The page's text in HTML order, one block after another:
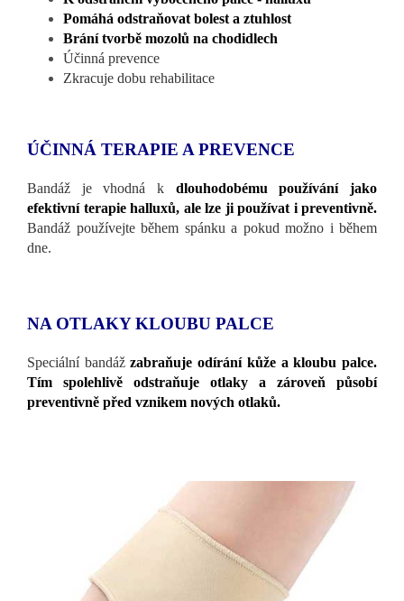
Pomáhá odstraňovat bolest a ztuhlost
Brání tvorbě mozolů na chodidlech
Účinná prevence
Zkracuje dobu rehabilitace
ÚČINNÁ TERAPIE A PREVENCE
Bandáž je vhodná k dlouhodobému používání jako
efektivní terapie halluxů, ale lze ji používat i preventivně.
Bandáž používejte během spánku a pokud možno i během
dne.
NA OTLAKY KLOUBU PALCE
Speciální bandážzabraňuje odírání kůže a kloubu palce.
Tím spolehlivě odstraňuje otlaky a zároveň působí
preventivně před vznikem nových otlaků.